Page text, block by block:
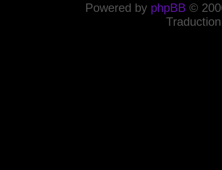
Powered by phpBB ©